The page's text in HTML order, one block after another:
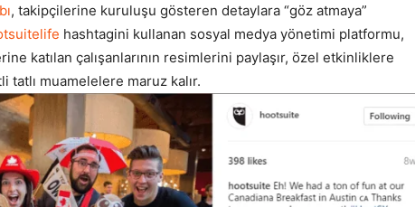
, takipçilerine kuruluşu gösteren detaylara “göz atmaya”
hashtagini kullanan sosyal medya yönetimi platformu,
katılan çalışanlarının resimlerini paylaşır, özel etkinliklere
tatlı muamelelere maruz kalır.